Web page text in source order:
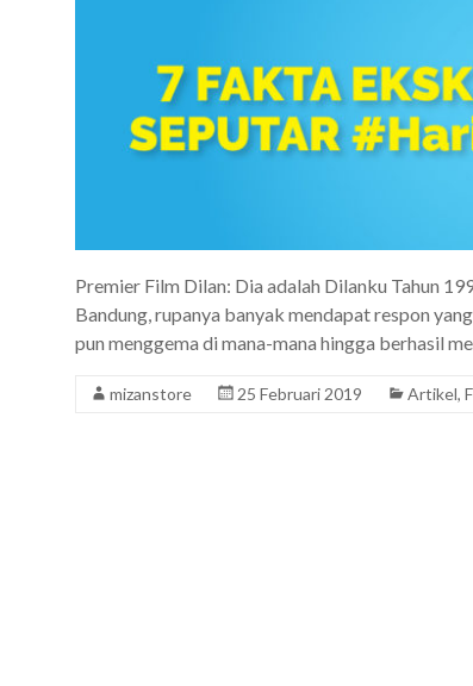
Premier Film Dilan: Dia adalah Dilanku Tahun
Bandung, rupanya banyak mendapat respon
pun menggema di mana-mana hingga berhasil
mizanstore 25 Februari 2019 Artikel,